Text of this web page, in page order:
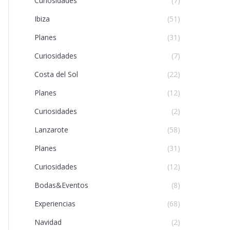
Ibiza
(51)
Planes
(31)
Curiosidades
(7)
Costa del Sol
(22)
Planes
(12)
Curiosidades
(2)
Lanzarote
(58)
Planes
(31)
Curiosidades
(12)
Bodas&Eventos
(8)
Experiencias
(68)
Navidad
(2)